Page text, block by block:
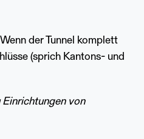
der Tunnel komplett
(sprich Kantons- und
Einrichtungen von